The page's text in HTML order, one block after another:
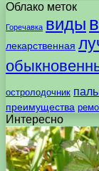
Облако меток
Горечавка виды
лекарственная
остролодочник
преимущества
Интересно